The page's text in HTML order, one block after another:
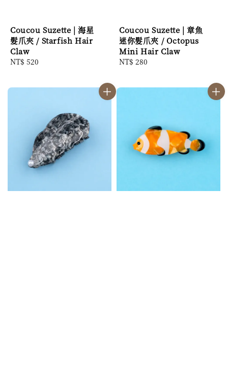
Coucou Suzette | 海星
髮爪夾 / Starfish Hair
Claw
Regular
NT$ 520
Coucou Suzette | 章魚
迷你髮爪夾 / Octopus
Mini Hair Claw
Regular
NT$ 280